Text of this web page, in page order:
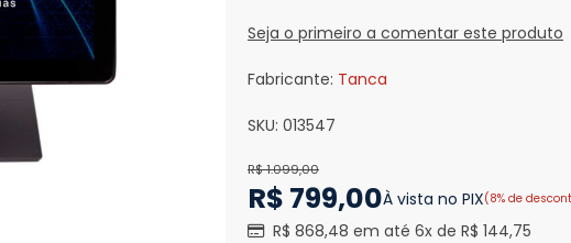
Seja o primeiro a comentar este produto
Fabricante: Tanca
SKU: 013547
R$ 1.099,00
R$ 799,00À vista no PIX(8% de
R$ 868,48 em até 6x de R$ 144,75